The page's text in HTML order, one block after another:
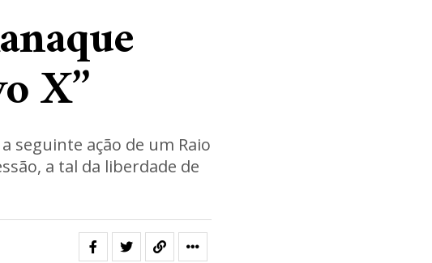
X’’
a seguinte ação de um Raio
a tal da liberdade de